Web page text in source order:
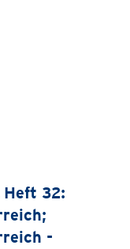
Heft 32:
-